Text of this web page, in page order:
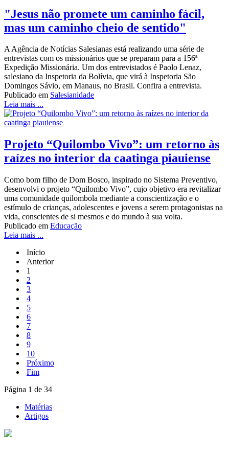
"Jesus não promete um caminho fácil,
mas um caminho cheio de sentido"
A Agência de Notícias Salesianas está realizando uma série de
entrevistas com os missionários que se preparam para a 156ª
Expedição Missionária. Um dos entrevistados é Paolo Lenaz,
salesiano da Inspetoria da Bolívia, que virá à Inspetoria São
Domingos Sávio, em Manaus, no Brasil. Confira a entrevista.
Publicado em Salesianidade
Leia mais ...
Projeto “Quilombo Vivo”: um retorno às
raízes no interior da caatinga piauiense
Como bom filho de Dom Bosco, inspirado no Sistema Preventivo,
desenvolvi o projeto “Quilombo Vivo”, cujo objetivo era revitalizar
uma comunidade quilombola mediante a conscientização e o
estímulo de crianças, adolescentes e jovens a serem protagonistas na
vida, conscientes de si mesmos e do mundo à sua volta.
Publicado em Educação
Leia mais ...
Início
Anterior
1
2
3
4
5
6
7
8
9
10
Próximo
Fim
Página 1 de 34
Matérias
Artigos